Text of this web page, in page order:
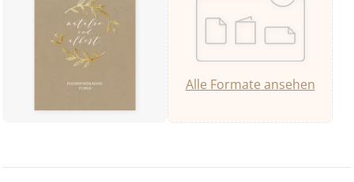
Alle Formate ansehen